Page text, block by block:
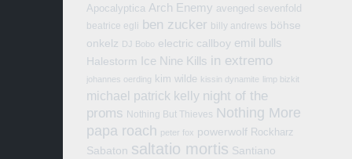
Apocalyptica Arch Enemy avenged sevenfold
beatrice egli ben zucker billy andrews böhse
onkelz DJ Bobo electric callboy emil bulls
Halestorm Ice Nine Kills in extremo
johannes oerding kim wilde kissin dynamite limp bizkit
michael patrick kelly night of the
proms Nothing But Thieves Nothing More
papa roach peter fox powerwolf Rockharz
Sabaton saltatio mortis Santiano